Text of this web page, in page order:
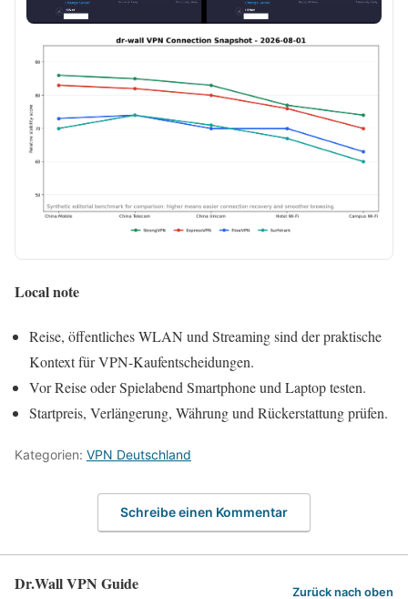
Local note
Reise, öffentliches WLAN und Streaming sind der praktische
Kontext für VPN-Kaufentscheidungen.
Vor Reise oder Spielabend Smartphone und Laptop testen.
Startpreis, Verlängerung, Währung und Rückerstattung prüfen.
Kategorien: VPN Deutschland
Schreibe einen Kommentar
Dr.Wall VPN Guide Zurück nach oben